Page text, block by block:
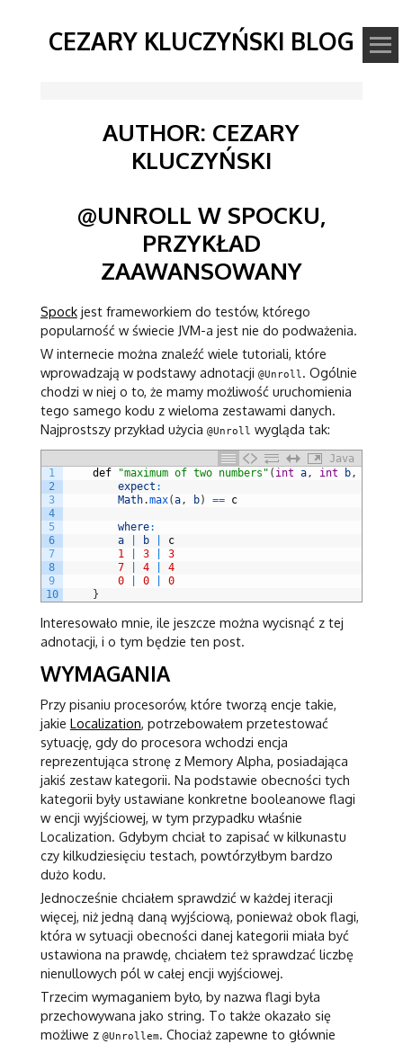
CEZARY KLUCZYŃSKI BLOG
AUTHOR: CEZARY
KLUCZYŃSKI
@UNROLL W SPOCKU,
PRZYKŁAD
ZAAWANSOWANY
Spockjest frameworkiem do testów, którego
popularność w świecie JVM-a jest nie do podważenia.
W internecie można znaleźć wiele tutoriali, które
wprowadzają w podstawy adnotacji @Unroll. Ogólnie
chodzi w niej o to, że mamy możliwość uruchomienia
tego samego kodu z wieloma zestawami danych.
Najprostszy przykład użycia @Unroll wygląda tak:
Java
1
2
3
4
5
6
7
8
9
10
def "maximum of two numbers" ( int a, int b,
expect :
Math.max(a, b) == c
where:
a
b
c
1
3
3
7
4
4
0
0
0
}
Interesowało mnie, ile jeszcze można wycisnąć z tej
adnotacji, i o tym będzie ten post.
WYMAGANIA
Przy pisaniu procesorów, które tworzą encje takie,
jakie Localization, potrzebowałem przetestować
sytuację, gdy do procesora wchodzi encja
reprezentująca stronę z Memory Alpha, posiadająca
jakiś zestaw kategorii. Na podstawie obecności tych
kategorii były ustawiane konkretne booleanowe flagi
w encji wyjściowej, w tym przypadku właśnie
Localization. Gdybym chciał to zapisać w kilkunastu
czy kilkudziesięciu testach, powtórzyłbym bardzo
dużo kodu.
Jednocześnie chciałem sprawdzić w każdej iteracji
więcej, niż jedną daną wyjściową, ponieważ obok flagi,
która w sytuacji obecności danej kategorii miała być
ustawiona na prawdę, chciałem też sprawdzać liczbę
nienullowych pól w całej encji wyjściowej.
Trzecim wymaganiem było, by nazwa flagi była
przechowywana jako string. To także okazało się
możliwe z @Unrollem. Chociaż zapewne to głównie